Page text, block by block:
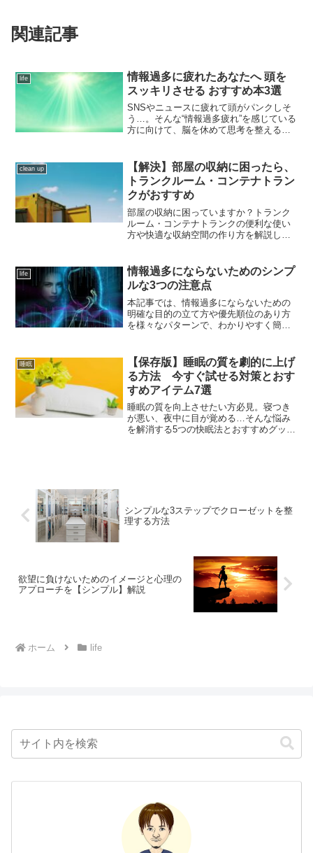
関連記事
life
情報過多に疲れたあなたへ 頭を
スッキリさせる おすすめ本3選
SNSやニュースに疲れて頭がパンクしそ
う…。そんな“情報過多疲れ”を感じている
方に向けて、脳を休めて思考を整えるお
です。
clean up
【解決】部屋の収納に困ったら、
トランクルーム・コンテナトラン
クがおすすめ
部屋の収納に困っていますか？トランク
ルーム・コンテナトランクの便利な使い
方や快適な収納空間の作り方を解説しま
時保管も対応。収納問題を解決したい方
は必見です。
life
情報過多にならないためのシンプ
ルな3つの注意点
本記事では、情報過多にならないための
明確な目的の立て方や優先順位のあり方
を様々なパターンで、わかりやすく簡単
す。ぜひ情報過多に悩んでいる人は、参
考にしてみてください！
睡眠
【保存版】睡眠の質を劇的に上げ
る方法 今すぐ試せる対策とおす
すめアイテム7選
睡眠の質を向上させたい方必見。寝つき
が悪い、夜中に目が覚める…そんな悩み
を解消する5つの快眠法とおすすめグッズ
シンプルな3ステップでクローゼットを整
理する方法
欲望に負けないためのイメージと心理の
アプローチを【シンプル】解説
ホーム life